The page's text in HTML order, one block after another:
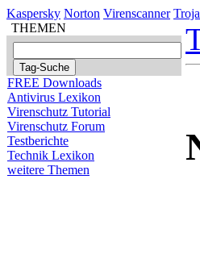
Kaspersky Norton Virenscanner
THEMEN
FREE Downloads
Antivirus Lexikon
Virenschutz Tutorial
Virenschutz Forum
Testberichte
Technik Lexikon
weitere Themen